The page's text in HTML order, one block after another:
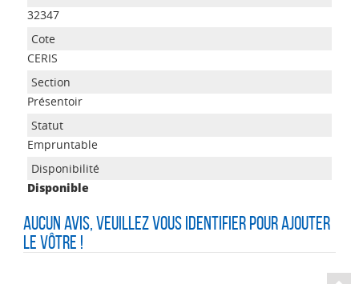
32347
CERIS
Présentoir
Empruntable
Disponible
Aucun avis, veuillez vous identifier pour ajouter
le vôtre !